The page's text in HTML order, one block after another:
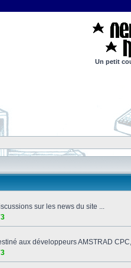
Un petit
sur les news du site ...
aux développeurs AMSTRAD